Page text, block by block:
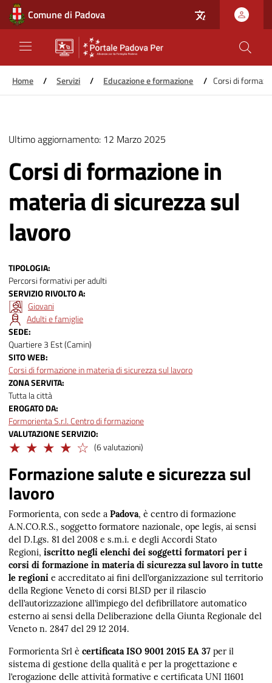
contenuto
principale
Comune di Padova
Home / Servizi / Educazione e formazione / Corsi di
Ultimo aggiornamento: 12 Marzo 2025
Corsi di formazione in
materia di sicurezza sul
lavoro
TIPOLOGIA
Percorsi formativi per adulti
SERVIZIO RIVOLTO A
Giovani
Adulti e famiglie
SEDE
Quartiere 3 Est (Camin)
SITO WEB
Corsi di formazione in materia di sicurezza sul lavoro
ZONA SERVITA
Tutta la città
EROGATO DA
Formorienta S.r.l. Centro di formazione
VALUTAZIONE SERVIZIO
Distinto (6 valutazioni)
Formazione salute e sicurezza sul
lavoro
Formorienta, con sede a Padova, è centro di formazione
A.N.CO.R.S., soggetto formatore nazionale, ope legis, ai sensi
del D.Lgs. 81 del 2008 e s.m.i. e degli Accordi Stato
Regioni, iscritto negli elenchi dei soggetti formatori per i
corsi di formazione in materia di sicurezza sul lavoro in tutte
le regioni e accreditato ai fini dell’organizzazione sul territorio
della Regione Veneto di corsi BLSD per il rilascio
dell’autorizzazione all’impiego del defibrillatore automatico
esterno ai sensi della Deliberazione della Giunta Regionale del
Veneto n. 2847 del 29 12 2014.
Formorienta Srl è certificataISO 9001 2015 EA 37 per il
sistema di gestione della qualità e per la progettazione e
l’erogazione delle attività formative e certificata UNI 11601